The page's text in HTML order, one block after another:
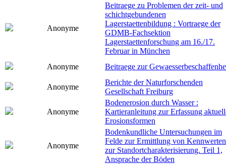
Anonyme
Beitraege zu Problemen der zeit- und
schichtgebundenen
Lagerstaettenbildung : Vortraege der
GDMB-Fachsektion
Lagerstaettenforschung am 16./17.
Februar in München
Anonyme
Beitraege zur
Anonyme
Berichte der Naturforschenden
Gesellschaft Freiburg
Anonyme
Bodenerosion durch Wasser :
Kartieranleitung zur Erfassung
Erosionsformen
Anonyme
Bodenkundliche Untersuchungen im
Felde zur Ermittlung von Kennwerten
zur Standortcharakterisierung. Teil 1,
Ansprache der Böden